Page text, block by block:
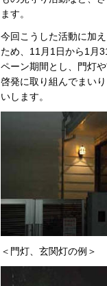
ます。
今回こうした活動に加
ため、11月1日から1月
ペーン期間とし、門灯
啓発に取り組んでまい
いします。
＜門灯、玄関灯の例＞